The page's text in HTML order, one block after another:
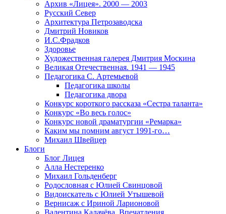
Архив «Лицея». 2000 — 2003
Русский Север
Архитектура Петрозаводска
Дмитрий Новиков
И.С.Фрадков
Здоровье
Художественная галерея Дмитрия Москина
Великая Отечественная. 1941 — 1945
Педагогика С. Артемьевой
Педагогика школы
Педагогика двора
Конкурс короткого рассказа «Сестра таланта»
Конкурс «Во весь голос»
Конкурс новой драматургии «Ремарка»
Каким мы помним август 1991-го…
Михаил Швейцер
Блоги
Блог Лицея
Алла Нестеренко
Михаил Гольденберг
Родословная с Юлией Свинцовой
Видоискатель с Юлией Утышевой
Вернисаж с Ириной Ларионовой